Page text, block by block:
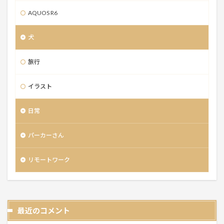
AQUOS R6
犬
旅行
イラスト
日常
パーカーさん
リモートワーク
最近のコメント